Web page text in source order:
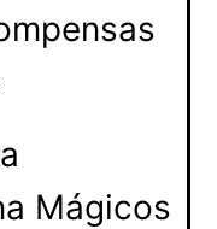
Mágicos